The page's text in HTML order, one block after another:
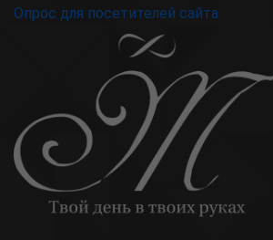
Опрос для посетителей сайта